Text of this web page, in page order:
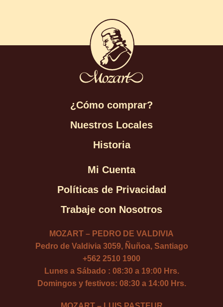
¿Cómo comprar?
Nuestros Locales
Historia
Mi Cuenta
Políticas de Privacidad
Trabaje con Nosotros
MOZART – PEDRO DE VALDIVIA
Pedro de Valdivia 3059, Ñuñoa, Santiago
+562 2510 1900
Lunes a Sábado : 08:30 a 19:00 Hrs.
Domingos y festivos: 08:30 a 14:00 Hrs.